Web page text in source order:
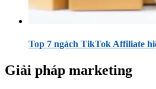
Top 7 ngách TikTok Affiliate
Giải pháp marketing